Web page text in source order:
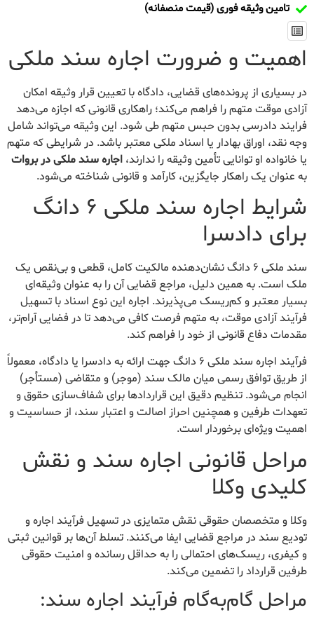
تامین وثیقه فوری (قیمت منصفانه)
اهمیت و ضرورت اجاره سند ملکی
در بسیاری از پرونده‌های قضایی، دادگاه با تعیین قرار وثیقه امکان
آزادی موقت متهم را فراهم می‌کند؛ راهکاری قانونی که اجازه می‌دهد
فرایند دادرسی بدون حبس متهم طی شود. این وثیقه می‌تواند شامل
وجه نقد، اوراق بهادار یا اسناد ملکی معتبر باشد. در شرایطی که متهم
یا خانواده او توانایی تأمین وثیقه را ندارند، اجاره سند ملکی در بروات
به عنوان یک راهکار جایگزین، کارآمد و قانونی شناخته می‌شود.
شرایط اجاره سند ملکی ۶ دانگ
برای دادسرا
سند ملکی ۶ دانگ نشان‌دهنده مالکیت کامل، قطعی و بی‌نقص یک
ملک است. به همین دلیل، مراجع قضایی آن را به عنوان وثیقه‌ای
بسیار معتبر و کم‌ریسک می‌پذیرند. اجاره این نوع اسناد با تسهیل
فرآیند آزادی موقت، به متهم فرصت کافی می‌دهد تا در فضایی آرام‌تر،
مقدمات دفاع قانونی از خود را فراهم کند.
فرآیند اجاره سند ملکی ۶ دانگ جهت ارائه به دادسرا یا دادگاه، معمولاً
از طریق توافق رسمی میان مالک سند (موجر) و متقاضی (مستأجر)
انجام می‌شود. تنظیم دقیق این قراردادها برای شفاف‌سازی حقوق و
تعهدات طرفین و همچنین احراز اصالت و اعتبار سند، از حساسیت و
اهمیت ویژه‌ای برخوردار است.
مراحل قانونی اجاره سند و نقش
کلیدی وکلا
وکلا و متخصصان حقوقی نقش متمایزی در تسهیل فرآیند اجاره و
تودیع سند در مراجع قضایی ایفا می‌کنند. تسلط آن‌ها بر قوانین ثبتی
و کیفری، ریسک‌های احتمالی را به حداقل رسانده و امنیت حقوقی
طرفین قرارداد را تضمین می‌کند.
مراحل گام‌به‌گام فرآیند اجاره سند: